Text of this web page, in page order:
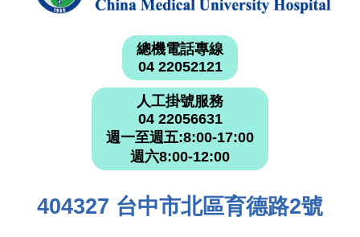
總機電話專線
04 22052121
人工掛號服務
04 22056631
週一至週五:8:00-17:00
週六8:00-12:00
404327 台中市北區育德路2號